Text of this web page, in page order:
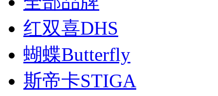
红双喜DHS
蝴蝶Butterfly
斯帝卡STIGA